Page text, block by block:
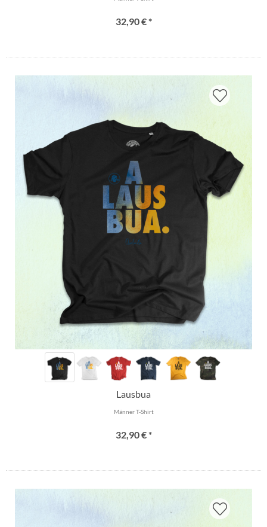
32,90 € *
Lausbua
Männer T-Shirt
32,90 € *